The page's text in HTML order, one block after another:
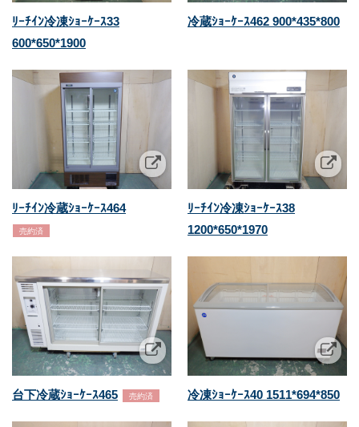
ﾘｰﾁｲﾝ冷凍ｼｮｰｹｰｽ33
600*650*1900
冷蔵ｼｮｰｹｰｽ462 900*435*800
ﾘｰﾁｲﾝ冷蔵ｼｮｰｹｰｽ464
売約済
ﾘｰﾁｲﾝ冷凍ｼｮｰｹｰｽ38
1200*650*1970
台下冷蔵ｼｮｰｹｰｽ465 売約済 冷凍ｼｮｰｹｰｽ40 1511*694*850